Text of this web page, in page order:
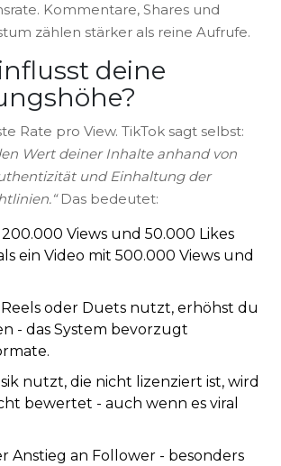
Kommentare, Shares und
zählen stärker als reine Aufrufe.
deine
Rate pro View. TikTok sagt selbst:
Wert deiner Inhalte anhand von
und Einhaltung der
Das bedeutet:
Views und 50.000 Likes
ein Video mit 500.000 Views und
oder Duets nutzt, erhöhst du
- das System bevorzugt
nutzt, die nicht lizenziert ist, wird
bewertet - auch wenn es viral
Anstieg an Follower - besonders